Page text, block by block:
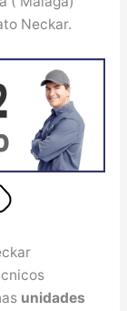
Neckar.
unidades